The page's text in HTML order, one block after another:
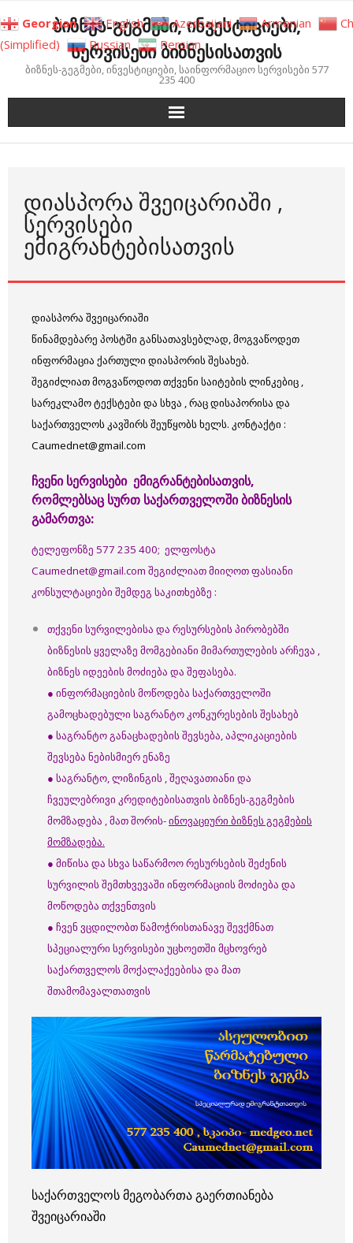
to
content
ბიზნეს-გეგმები, ინვესტიციები,
სერვისები ბიზნესისათვის
ბიზნეს-გეგმები, ინვესტიციები, საინფორმაციო სერვისები 577
235 400
ᲓᲘᲐᲡᲞᲝᲠᲐ ᲨᲕᲔᲘᲪᲐᲠᲘᲐᲨᲘ ,
ᲡᲔᲠᲕᲘᲡᲔᲑᲘ
ᲔᲛᲘᲒᲠᲐᲜᲢᲔᲑᲘᲡᲐᲗᲕᲘᲡ
დიასპორა შვეიცარიაში
წინამდებარე პოსტში განსათავსებლად, მოგვაწოდეთ
ინფორმაცია ქართული დიასპორის შესახებ.
შეგიძლიათ მოგვაწოდოთ თქვენი საიტების ლინკებიც ,
სარეკლამო ტექსტები და სხვა , რაც დისაპორისა და
საქართველოს კავშირს შეუწყობს ხელს. კონტაქტი :
Caumednet@gmail.com
ჩვენი სერვისები ემიგრანტებისათვის,
რომლებსაც სურთ საქართველოში ბიზნესის
გამართვა:
ტელეფონზე 577 235 400; ელფოსტა
Caumednet@gmail.com შეგიძლიათ მიიღოთ ფასიანი
კონსულტაციები შემდეგ საკითხებზე :
თქვენი სურვილებისა და რესურსების პირობებში
ბიზნესის ყველაზე მომგებიანი მიმართულების არჩევა ,
ბიზნეს იდეების მოძიება და შეფასება.
● ინფორმაციების მოწოდება საქართველოში
გამოცხადებული საგრანტო კონკურესების შესახებ
● საგრანტო განაცხადების შევსება, აპლიკაციების
შევსება ნებისმიერ ენაზე
● საგრანტო, ლიზინგის , შეღავათიანი და
ჩვეულებრივი კრედიტებისათვის ბიზნეს-გეგმების
მომზადება , მათ შორის-ინოვაციური ბიზნეს გეგმების
მომზადება.
● მიწისა და სხვა საწარმოო რესურსების შეძენის
სურვილის შემთხვევაში ინფორმაციის მოძიება და
მოწოდება თქვენთვის
● ჩვენ ვცდილობთ წამოჭრისთანავე შევქმნათ
სპეციალური სერვისები უცხოეთში მცხოვრებ
საქართველოს მოქალაქეებისა და მათ
შთამომავალთათვის
საქართველოს მეგობართა გაერთიანება
შვეიცარიაში
Georgian English Azerbaijani Armenian
(Simplified)
Russian Persian